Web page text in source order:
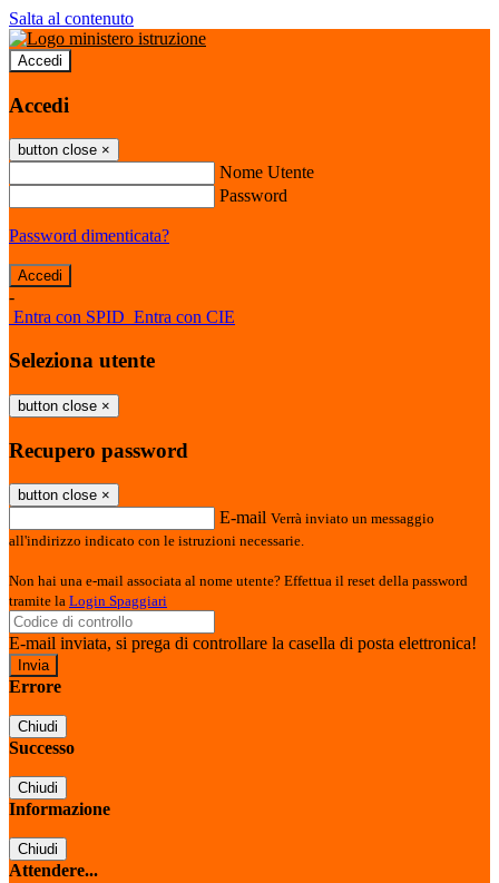
Salta al contenuto
Accedi
Accedi
button close ×
Nome Utente
Password
Password dimenticata?
-
Entra con SPID Entra con CIE
Seleziona utente
button close ×
Recupero password
button close ×
E-mail Verrà inviato un messaggio
all'indirizzo indicato con le istruzioni necessarie.
Non hai una e-mail associata al nome utente? Effettua il reset della password
tramite la Login Spaggiari
E-mail inviata, si prega di controllare la casella di posta elettronica!
Errore
Chiudi
Successo
Chiudi
Informazione
Chiudi
Attendere...